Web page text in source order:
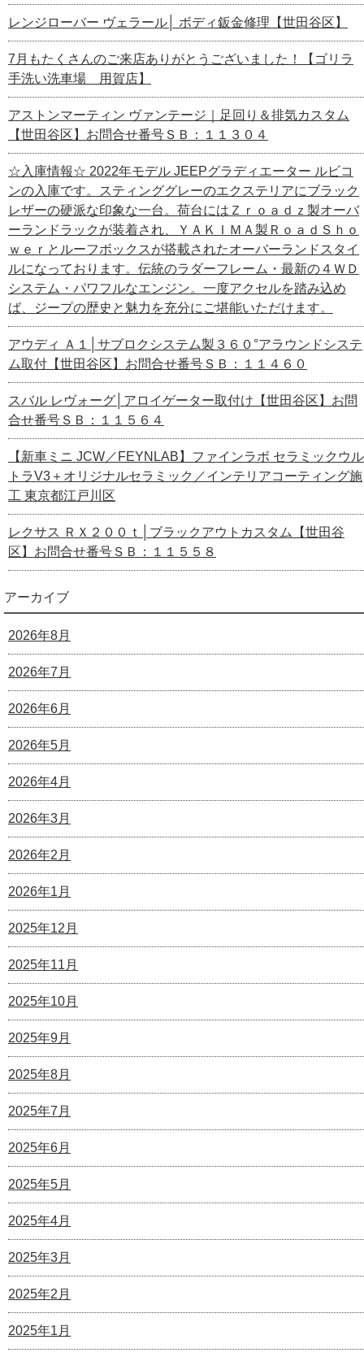
レンジローバー ヴェラール│ ボディ鈑金修理【世田谷区】
7月もたくさんのご来店ありがとうございました！【ゴリラ
手洗い洗車場 用賀店】
アストンマーティン ヴァンテージ｜足回り＆排気カスタム
【世田谷区】お問合せ番号ＳＢ：１１３０４
☆入庫情報☆ 2022年モデル JEEPグラディエーター ルビコ
ンの入庫です。スティンググレーのエクステリアにブラック
レザーの硬派な印象な一台。荷台にはＺｒｏａｄｚ製オーバ
ーランドラックが装着され、ＹＡＫＩＭＡ製ＲｏａｄＳｈｏ
ｗｅｒとルーフボックスが搭載されたオーバーランドスタイ
ルになっております。伝統のラダーフレーム・最新の４ＷＤ
システム・パワフルなエンジン。一度アクセルを踏み込め
ば、ジープの歴史と魅力を充分にご堪能いただけます。
アウディ Ａ１│サブロクシステム製３６０°アラウンドシステ
ム取付【世田谷区】お問合せ番号ＳＢ：１１４６０
スバル レヴォーグ│アロイゲーター取付け【世田谷区】お問
合せ番号ＳＢ：１１５６４
【新車ミニ JCW／FEYNLAB】ファインラボ セラミックウル
トラV3＋オリジナルセラミック／インテリアコーティング施
工 東京都江戸川区
レクサス ＲＸ２００ｔ│ブラックアウトカスタム【世田谷
区】お問合せ番号ＳＢ：１１５５８
アーカイブ
2026年8月
2026年7月
2026年6月
2026年5月
2026年4月
2026年3月
2026年2月
2026年1月
2025年12月
2025年11月
2025年10月
2025年9月
2025年8月
2025年7月
2025年6月
2025年5月
2025年4月
2025年3月
2025年2月
2025年1月